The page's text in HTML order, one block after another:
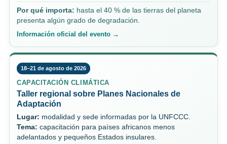
Por qué importa: hasta el 40 % de las tierras del planeta
presenta algún grado de degradación.
Información oficial del evento →
18–21 de agosto de 2026
CAPACITACIÓN CLIMÁTICA
Taller regional sobre Planes Nacionales de
Adaptación
Lugar: modalidad y sede informadas por la UNFCCC.
Tema: capacitación para países africanos menos
adelantados y pequeños Estados insulares.